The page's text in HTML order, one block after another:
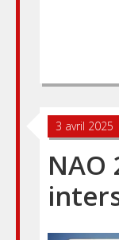
3 avril 2025
NAO